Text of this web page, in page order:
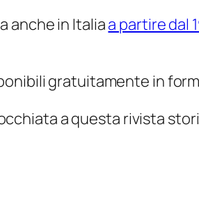
anche in Italiaa partire dal
gratuitamente in
a questa rivista